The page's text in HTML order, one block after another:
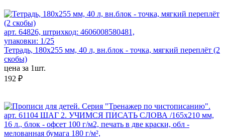
арт. 64826, штрихкод: 4606008580481,
упаковки: 1/25
Тетрадь, 180х255 мм, 40 л, вн.блок - точка, мягкий переплёт (2
скобы)
цена за 1шт.
192 ₽